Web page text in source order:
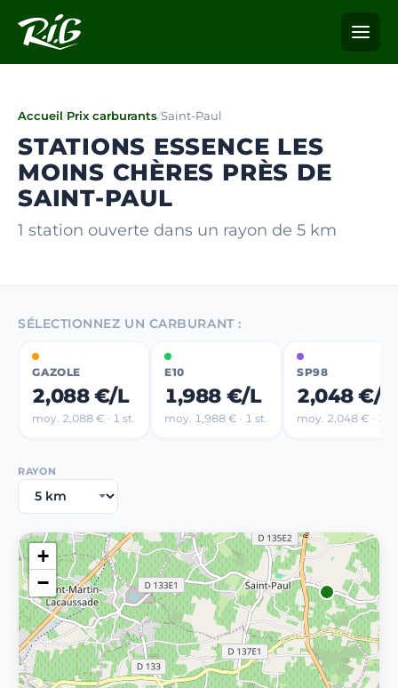
Accueil/Prix carburants/Saint-Paul
STATIONS ESSENCE LES
MOINS CHÈRES PRÈS DE
SAINT-PAUL
1 station ouverte dans un rayon de 5 km
SÉLECTIONNEZ UN CARBURANT :
GAZOLE
2,088 €/L
moy. 2,088 € · 1 st.
E10
1,988 €/L
moy. 1,988 € · 1 st.
SP98
2,048 €/L
moy. 2,048 € · 1
RAYON
+
−